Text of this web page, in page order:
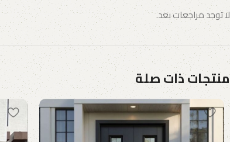
لا توجد مراجعات بعد.
منتجات ذات صلة